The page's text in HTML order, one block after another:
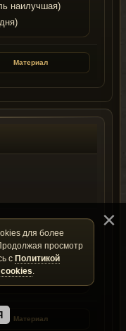
наилучшая)
Материал
Материал
для более
просмотр
с Политикой
.